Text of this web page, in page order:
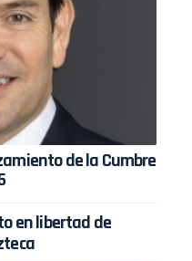
de la Cumbre
en libertad de